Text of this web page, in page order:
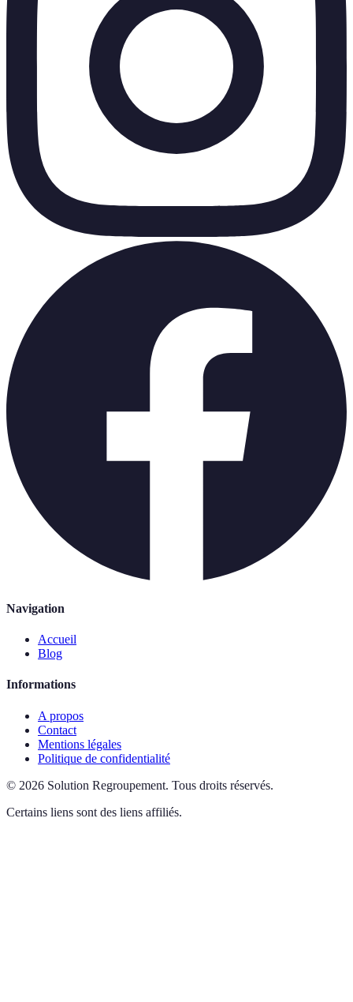
Navigation
Accueil
Blog
Informations
A propos
Contact
Mentions légales
Politique de confidentialité
© 2026 Solution Regroupement. Tous droits réservés.
Certains liens sont des liens affiliés.